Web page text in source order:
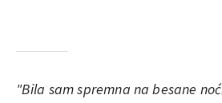
"Bila sam spremna na besane